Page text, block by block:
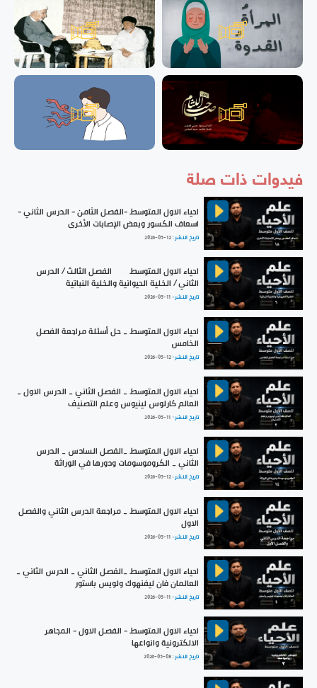
فيدوات ذات صلة
احياء الاول المتوسط -الفصل الثامن - الدرس الثاني -
اسعاف الكسور وبعض الإصابات الأخرى
تاريخ النشر :2026-05-12
احياء الاول المتوسط | الفصل الثالث / الدرس
الثاني / الخلية الحيوانية والخلية النباتية
تاريخ النشر : 2026-05-11
احياء الاول المتوسط _ حل أسئلة مراجعة الفصل
الخامس
تاريخ النشر :2026-05-12
احياء الاول المتوسط _ الفصل الثاني _ الدرس الاول _
العالم كارلوس لينيوس وعلم التصنيف
تاريخ النشر : 2026-05-11
احياء الاول المتوسط _الفصل السادس _ الدرس
الثاني _ الكروموسومات ودورها في الوراثة
تاريخ النشر :2026-05-12
احياء الاول المتوسط _ مراجعة الدرس الثاني والفصل
الاول
تاريخ النشر : 2026-05-11
احياء الاول المتوسط _الفصل الثاني _ الدرس الثاني _
العالمان فان ليفنهوك ولويس باستور
تاريخ النشر : 2026-05-11
احياء الاول المتوسط - الفصل الاول - المجاهر
الالكترونية وانواعها
تاريخ النشر :2026-05-08